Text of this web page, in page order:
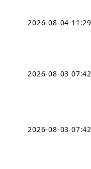
2026-08-04
2026-08-03
2026-08-03